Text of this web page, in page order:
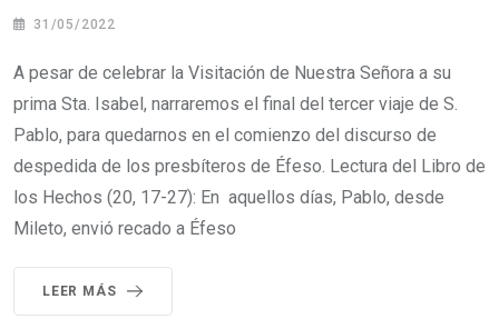
31/05/2022
A pesar de celebrar la Visitación de Nuestra Señora a su
prima Sta. Isabel, narraremos el final del tercer viaje de S.
Pablo, para quedarnos en el comienzo del discurso de
despedida de los presbíteros de Éfeso. Lectura del Libro de
los Hechos (20, 17-27): En aquellos días, Pablo, desde
Mileto, envió recado a Éfeso
LEER MÁS